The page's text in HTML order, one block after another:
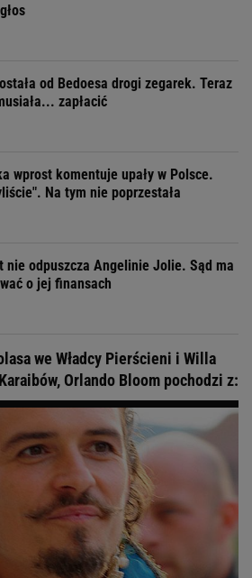
od Bedoesa drogi zegarek. Teraz
zapłacić
wprost komentuje upały w Polsce.
Na tym nie poprzestała
nie odpuszcza Angelinie Jolie. Sąd ma
o jej finansach
we Władcy Pierścieni i Willa
Orlando Bloom pochodzi z: